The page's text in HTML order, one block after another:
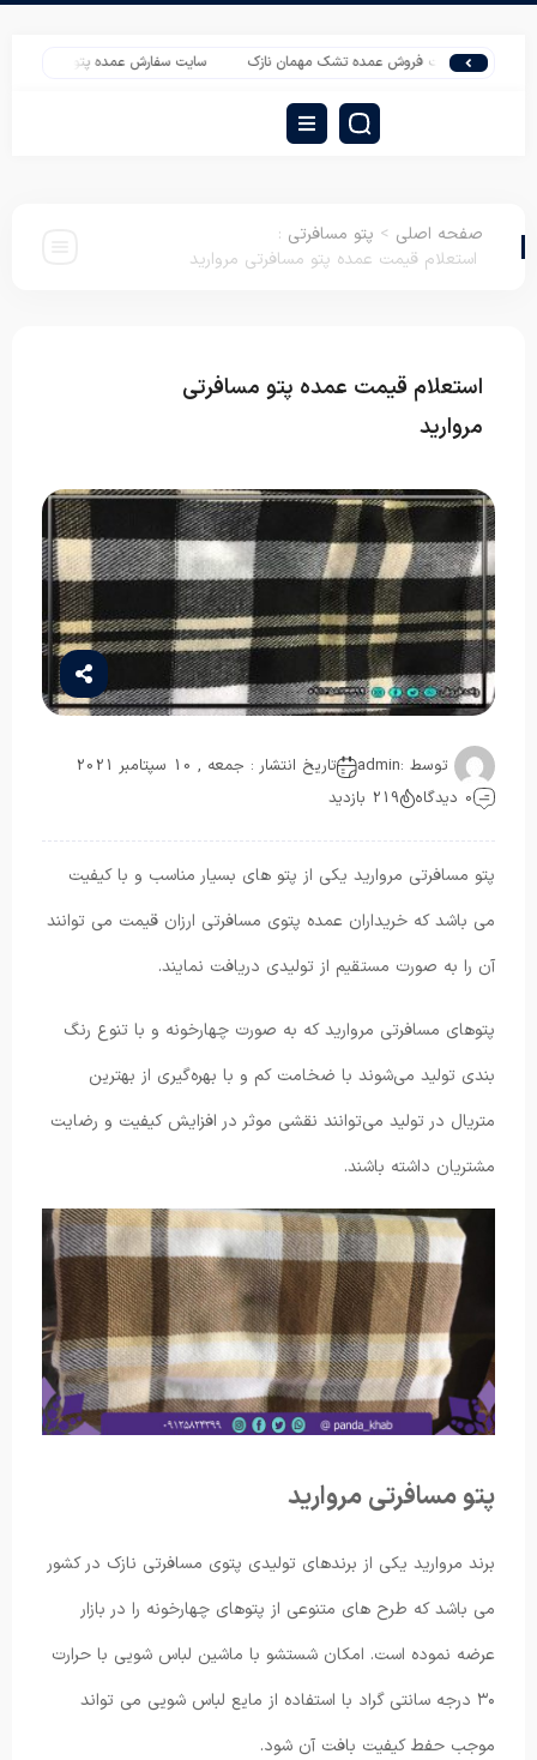
سایت فروش عمده تشک مهمان نازک سایت سفارش عمده پتو نوزادی شادیلون
صفحه اصلی > پتو مسافرتی :
استعلام قیمت عمده پتو مسافرتی مروارید
استعلام قیمت عمده پتو مسافرتی
مروارید
توسط :admin
تاریخ انتشار : جمعه , 10 سپتامبر 2021
0 دیدگاه
219 بازدید
پتو مسافرتی مروارید یکی از پتو های بسیار مناسب و با کیفیت
می باشد که خریداران عمده پتوی مسافرتی ارزان قیمت می توانند
آن را به صورت مستقیم از تولیدی دریافت نمایند.
پتوهای مسافرتی مروارید که به صورت چهارخونه و با تنوع رنگ
بندی تولید می‌شوند با ضخامت کم و با بهره‌گیری از بهترین
متریال در تولید می‌توانند نقشی موثر در افزایش کیفیت و رضایت
مشتریان داشته باشند.
پتو مسافرتی مروارید
برند مروارید یکی از برندهای تولیدی پتوی مسافرتی نازک در کشور
می باشد که طرح های متنوعی از پتوهای چهارخونه را در بازار
عرضه نموده است. امکان شستشو با ماشین لباس شویی با حرارت
۳۰ درجه سانتی گراد با استفاده از مایع لباس شویی می تواند
موجب حفط کیفیت بافت آن شود.